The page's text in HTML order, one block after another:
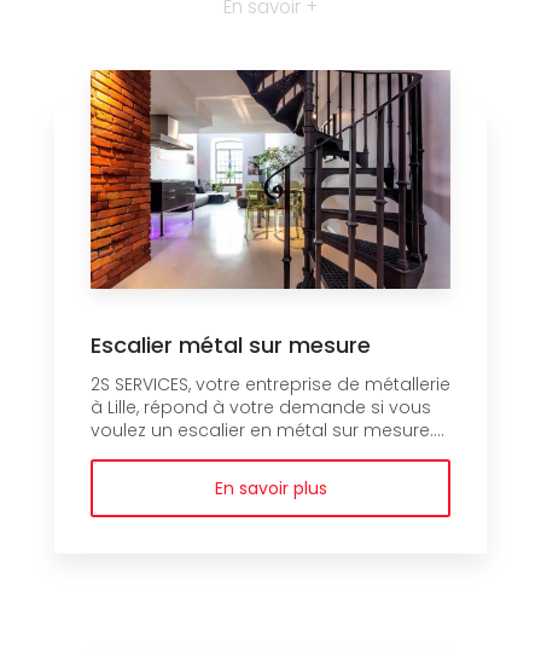
En savoir +
Escalier métal sur mesure
2S SERVICES, votre entreprise de métallerie
à Lille, répond à votre demande si vous
voulez un escalier en métal sur mesure....
En savoir plus